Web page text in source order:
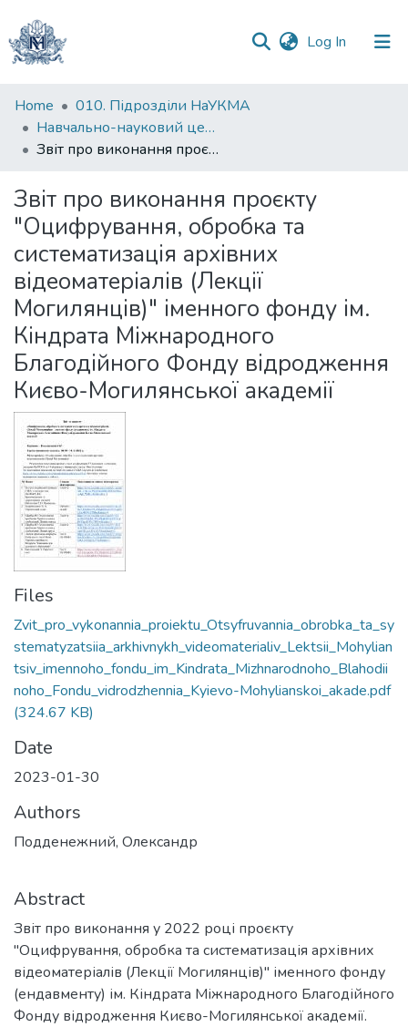
Log In (current)
Communities
&
Collections
Statistics
Home
010. Підрозділи НаУКМА
Навчально-науковий центр
Звіт про виконання проєкту "Оцифрування, обробка та систематизація архівних відеоматеріалів (Лекції Могилянців)" іменного фонду ім. Кіндрата Міжнародного Благодійного Фонду відродження Києво-Могилянської академії
Звіт про виконання проєкту
"Оцифрування, обробка та
систематизація архівних
відеоматеріалів (Лекції
Могилянців)" іменного фонду ім.
Кіндрата Міжнародного
Благодійного Фонду відродження
Києво-Могилянської академії
Files
Zvit_pro_vykonannia_proiektu_Otsyfruvannia_obrobka_ta_sy
stematyzatsiia_arkhivnykh_videomaterialiv_Lektsii_Mohylian
tsiv_imennoho_fondu_im_Kindrata_Mizhnarodnoho_Blahodii
noho_Fondu_vidrodzhennia_Kyievo-Mohylianskoi_akade.pdf
(324.67 KB)
Date
2023-01-30
Authors
Подденежний, Олександр
Abstract
Звіт про виконання у 2022 році проєкту
"Оцифрування, обробка та систематизація архівних
відеоматеріалів (Лекції Могилянців)" іменного фонду
(ендавменту) ім. Кіндрата Міжнародного Благодійного
Фонду відродження Києво-Могилянської академії.